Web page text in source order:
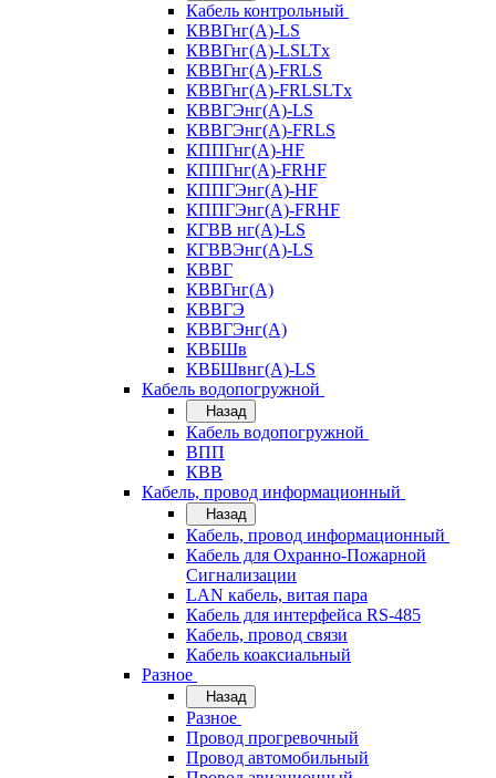
Кабель контрольный
КВВГнг(А)-LS
КВВГнг(А)-LSLTx
КВВГнг(А)-FRLS
КВВГнг(А)-FRLSLTx
КВВГЭнг(А)-LS
КВВГЭнг(А)-FRLS
КППГнг(А)-HF
КППГнг(А)-FRHF
КППГЭнг(А)-HF
КППГЭнг(А)-FRHF
КГВВ нг(А)-LS
КГВВЭнг(А)-LS
КВВГ
КВВГнг(А)
КВВГЭ
КВВГЭнг(А)
КВБШв
КВБШвнг(А)-LS
Кабель водопогружной
Назад
Кабель водопогружной
ВПП
КВВ
Кабель, провод информационный
Назад
Кабель, провод информационный
Кабель для Охранно-Пожарной
Сигнализации
LAN кабель, витая пара
Кабель для интерфейса RS-485
Кабель, провод связи
Кабель коаксиальный
Разное
Назад
Разное
Провод прогревочный
Провод автомобильный